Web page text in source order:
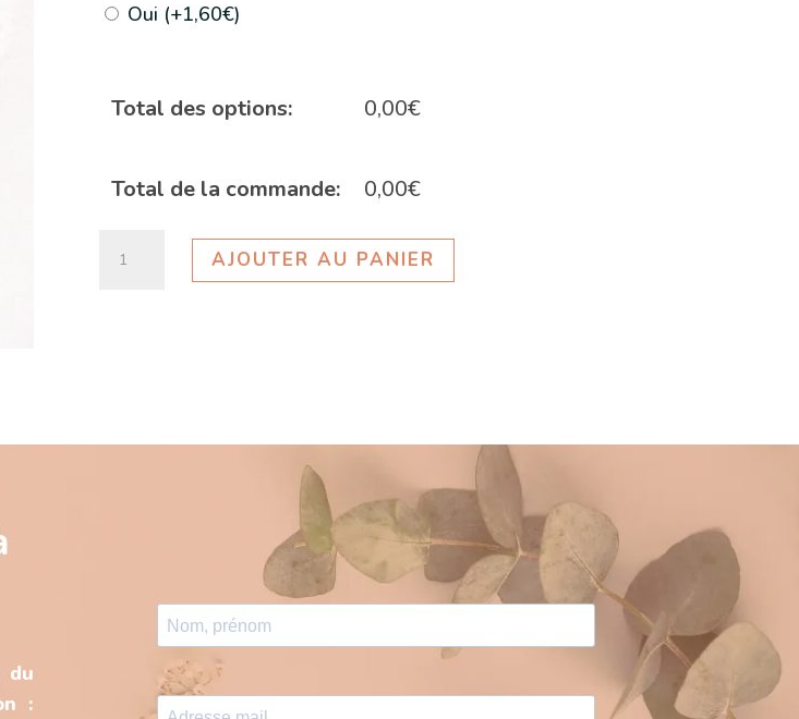
Oui (+1,60€)
Total des options: 0,00€
Total de la commande: 0,00€
AJOUTER AU PANIER
du
: